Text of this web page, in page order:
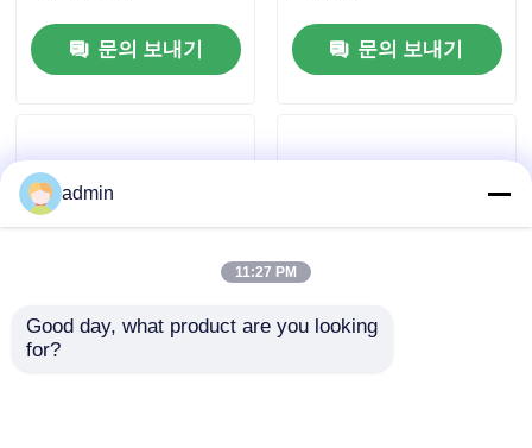
공장 투어
저희와 연락
인용 을 요청 하십시오
의학 내시경
문의 보내기 문의 보내기
호환 유연 한 내시경 의
admin
11:27 PM
Good day, what product are you looking
for?